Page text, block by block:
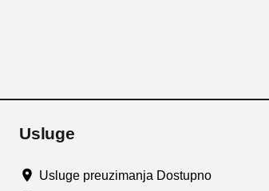
Usluge
Usluge preuzimanja Dostupno